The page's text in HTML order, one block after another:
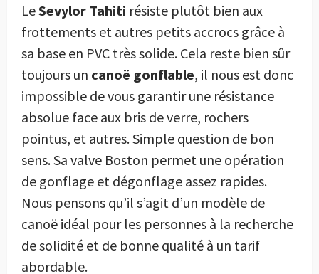
LeSevylor Tahiti résiste plutôt bien aux
frottements et autres petits accrocs grâce à
sa base en PVC très solide. Cela reste bien sûr
toujours un canoë gonflable, il nous est donc
impossible de vous garantir une résistance
absolue face aux bris de verre, rochers
pointus, et autres. Simple question de bon
sens. Sa valve Boston permet une opération
de gonflage et dégonflage assez rapides.
Nous pensons qu’il s’agit d’un modèle de
canoë idéal pour les personnes à la recherche
de solidité et de bonne qualité à un tarif
abordable.